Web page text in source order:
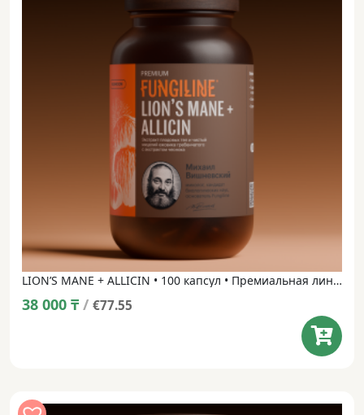
LION’S MANE + ALLICIN • 100 капсул • Премиальная линейка
38 000 ₸ / €77.55